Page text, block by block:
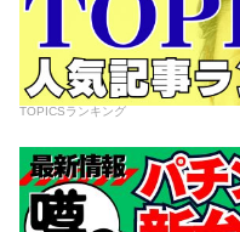
TOPICSランキング